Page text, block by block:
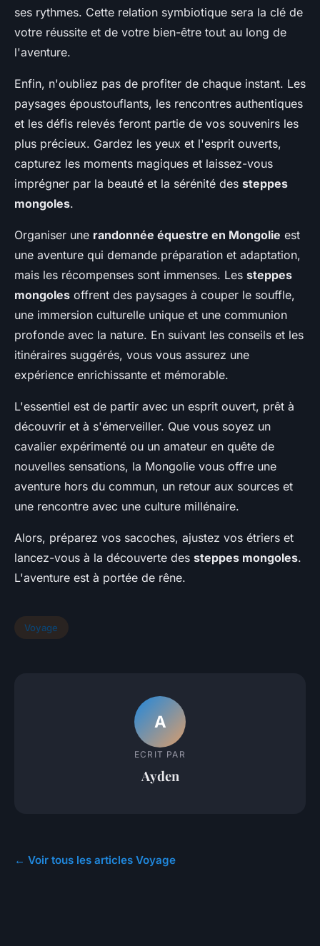
ses rythmes. Cette relation symbiotique sera la clé de
votre réussite et de votre bien-être tout au long de
l'aventure.
Enfin, n'oubliez pas de profiter de chaque instant. Les
paysages époustouflants, les rencontres authentiques
et les défis relevés feront partie de vos souvenirs les
plus précieux. Gardez les yeux et l'esprit ouverts,
capturez les moments magiques et laissez-vous
imprégner par la beauté et la sérénité des steppes
mongoles.
Organiser une randonnée équestre en Mongolie est
une aventure qui demande préparation et adaptation,
mais les récompenses sont immenses. Les steppes
mongoles offrent des paysages à couper le souffle,
une immersion culturelle unique et une communion
profonde avec la nature. En suivant les conseils et les
itinéraires suggérés, vous vous assurez une
expérience enrichissante et mémorable.
L'essentiel est de partir avec un esprit ouvert, prêt à
découvrir et à s'émerveiller. Que vous soyez un
cavalier expérimenté ou un amateur en quête de
nouvelles sensations, la Mongolie vous offre une
aventure hors du commun, un retour aux sources et
une rencontre avec une culture millénaire.
Alors, préparez vos sacoches, ajustez vos étriers et
lancez-vous à la découverte des steppes mongoles.
L'aventure est à portée de rêne.
Voyage
A
ECRIT PAR
Ayden
← Voir tous les articles Voyage